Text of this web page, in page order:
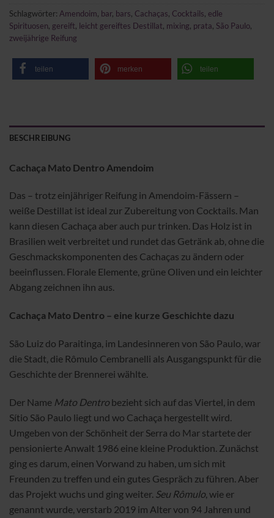
Schlagwörter: Amendoim, bar, bars, Cachaças, Cocktails, edle
Spirituosen, gereift, leicht gereiftes Destillat, mixing, prata, São Paulo,
zweijährige Reifung
teilen merken teilen
BESCHREIBUNG
Cachaça Mato Dentro Amendoim
Das – trotz einjähriger Reifung in Amendoim-Fässern –
weiße Destillat ist ideal zur Zubereitung von Cocktails. Man
kann diesen Cachaça aber auch pur trinken. Das Holz ist in
Brasilien weit verbreitet und rundet das Getränk ab, ohne die
Geschmackskomponenten des Cachaças zu ändern oder
beeinflussen. Florale Elemente, grüne Oliven und ein leichter
Abgang zeichnen ihn aus.
Cachaça Mato Dentro – eine kurze Geschichte dazu
São Luiz do Paraitinga, im Landesinneren von São Paulo, war
die Stadt, die Rômulo Cembranelli als Ausgangspunkt für die
Geschichte der Brennerei wählte.
Der Name Mato Dentro bezieht sich auf das Viertel, in dem
Sítio São Paulo liegt und wo Cachaça hergestellt wird.
Umgeben von der Schönheit der Serra do Mar startete der
pensionierte Anwalt 1986 eine kleine Produktion. Zunächst
ging es darum, einen Vorwand zu haben, um sich mit
Freunden zu treffen und ein gutes Gespräch zu führen. Aber
das Projekt wuchs und ging weiter. Seu Rômulo, wie er
genannt wurde, verstarb 2019 im Alter von 94 Jahren und